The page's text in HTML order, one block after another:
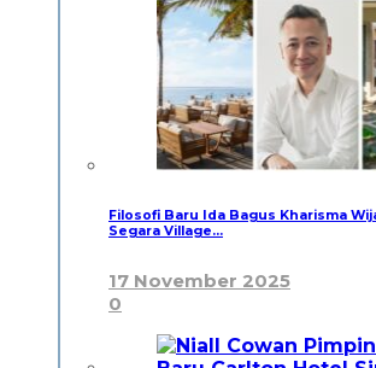
Filosofi Baru Ida Bagus Kharisma
Segara Village…
17 November 2025
0